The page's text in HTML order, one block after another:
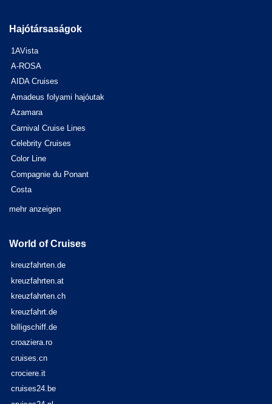
Hajótársaságok
1AVista
A-ROSA
AIDA Cruises
Amadeus folyami hajóutak
Azamara
Carnival Cruise Lines
Celebrity Cruises
Color Line
Compagnie du Ponant
Costa
mehr anzeigen
World of Cruises
kreuzfahrten.de
kreuzfahrten.at
kreuzfahrten.ch
kreuzfahrt.de
billigschiff.de
croaziera.ro
cruises.cn
crociere.it
cruises24.be